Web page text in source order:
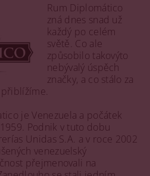
Rum Diplomático
zná dnes snad už
každý po celém
světě. Co ale
způsobilo takovýto
nebývalý úspěch
značky, a co stálo za
je Venezuela a počátek
Podnik v tuto dobu
Unidas S.A. a v roce 2002
venezuelský
přejmenovali na